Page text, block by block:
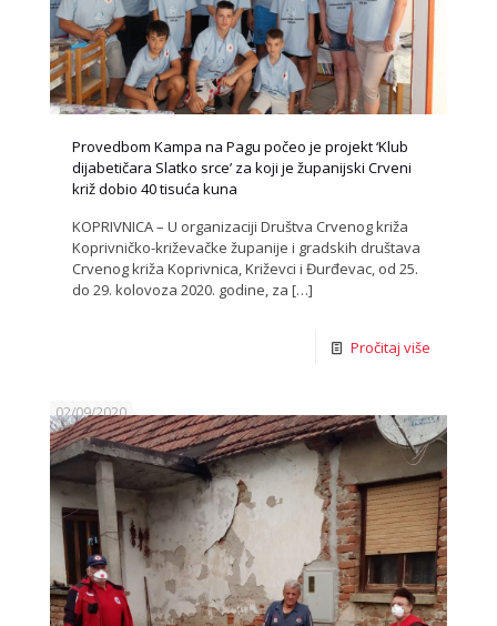
Provedbom Kampa na Pagu počeo je projekt ‘Klub
dijabetičara Slatko srce’ za koji je županijski Crveni
križ dobio 40 tisuća kuna
KOPRIVNICA – U organizaciji Društva Crvenog križa
Koprivničko-križevačke županije i gradskih društava
Crvenog križa Koprivnica, Križevci i Đurđevac, od 25.
do 29. kolovoza 2020. godine, za […]
Pročitaj više
02/09/2020